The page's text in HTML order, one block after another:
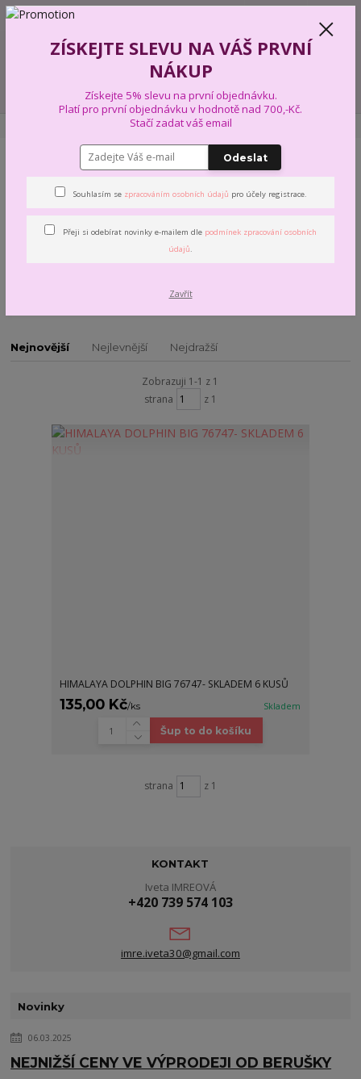
+420 739 574 103
0,00 Kč
HIMALAYA DOLPHIN BIG
DOLPHIN BIG
Silná sametová žinylková příze.
Příze vhodná pro pletení či háčkování: svetry, kardigany, deky,
polštáře, ponča, bytový textil, čepice, hračky a tak dále.
Nejnovější Nejlevnější Nejdražší
Zobrazuji 1-1 z 1
strana
z 1
HIMALAYA DOLPHIN BIG 76747- SKLADEM 6 KUSŮ
135,00 Kč/ks Skladem
Šup to do košíku
strana z 1
KONTAKT
Iveta IMREOVÁ
+420 739 574 103
imre.iveta30@gmail.com
Novinky
06.03.2025
NEJNIŽŠÍ CENY VE VÝPRODEJI OD BERUŠKY
ZÍSKEJTE SLEVU NA VÁŠ PRVNÍ
NÁKUP
Získejte 5% slevu na první objednávku.
Platí pro první objednávku v hodnotě nad 700,-Kč.
Stačí zadat váš email
Odeslat
Souhlasím se zpracováním osobních údajů pro účely registrace.
Přeji si odebírat novinky e-mailem dle podmínek zpracování osobních
údajů.
Zavřít